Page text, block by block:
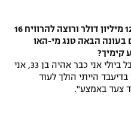
מה האינטרס של שחקן שמרוויח 12 מיליון דולר ורוצה להרוויח 16
בעונה הבאה טנג מי-האו
קימיך?
"אני בגיל אחר. זה אולי לא נראה אבל ביולי אני כבר אהיה בן 33, אני
הייתי הולך לעוד
צעד באמצע".